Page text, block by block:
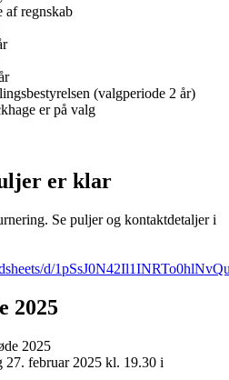
af regnskab
(valgperiode 2 år)
er på valg
er klar
Se puljer og kontaktdetaljer i
d/
2025
2025
27. februar 2025 kl. 19.30 i